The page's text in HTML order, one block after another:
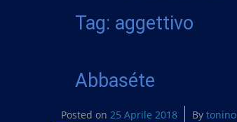
Tag: aggettivo
Abbaséte
Posted on 25 Aprile 2018 By tonino